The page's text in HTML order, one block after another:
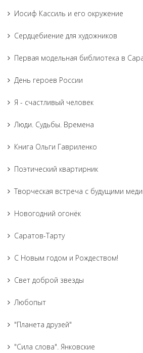
Иосиф Кассиль и его окружение
Сердцебиение для художников
Первая модельная библиотека в
День героев России
Я - счастливый человек
Люди. Судьбы. Времена
Книга Ольги Гавриленко
Поэтический квартирник
Творческая встреча с будущими
Новогодний огонёк
Саратов-Тарту
С Новым годом и Рождеством!
Свет доброй звезды
Любопыт
"Планета друзей"
"Сила слова". Янковские